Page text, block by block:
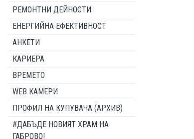
РЕМОНТНИ ДЕЙНОСТИ
ЕНЕРГИЙНА ЕФЕКТИВНОСТ
АНКЕТИ
КАРИЕРА
ВРЕМЕТО
WEB КАМЕРИ
ПРОФИЛ НА КУПУВАЧА (АРХИВ)
#ДАБЪДЕ НОВИЯТ ХРАМ НА
ГАБРОВО!